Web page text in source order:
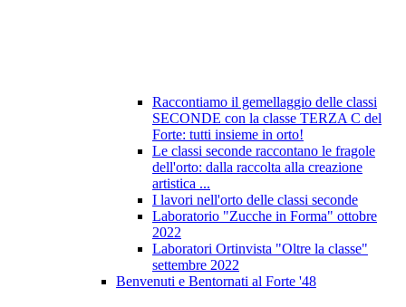
Raccontiamo il gemellaggio delle classi
SECONDE con la classe TERZA C del
Forte: tutti insieme in orto!
Le classi seconde raccontano le fragole
dell'orto: dalla raccolta alla creazione
artistica ...
I lavori nell'orto delle classi seconde
Laboratorio "Zucche in Forma" ottobre
2022
Laboratori Ortinvista "Oltre la classe"
settembre 2022
Benvenuti e Bentornati al Forte '48